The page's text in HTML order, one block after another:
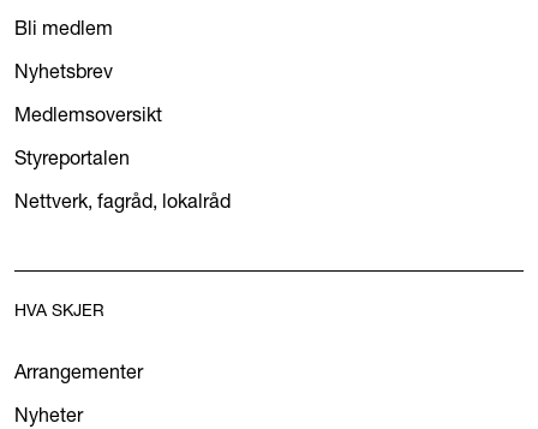
Bli medlem
Nyhetsbrev
Medlemsoversikt
Styreportalen
Nettverk, fagråd, lokalråd
HVA SKJER
Arrangementer
Nyheter